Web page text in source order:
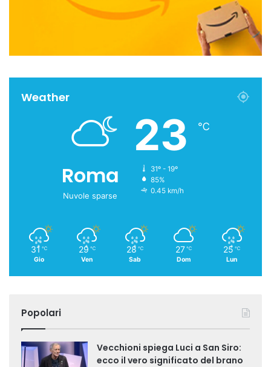
Weather
Roma
Nuvole sparse
23 ℃
31º - 19º
85%
0.45 km/h
31 ℃
Gio
29 ℃
Ven
28 ℃
Sab
27 ℃
Dom
25 ℃
Lun
Popolari
Vecchioni spiega Luci a San Siro:
ecco il vero significato del brano